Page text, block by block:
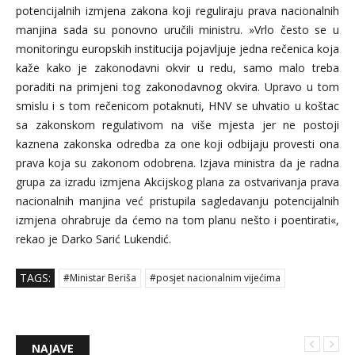
potencijalnih izmjena zakona koji reguliraju prava nacionalnih
manjina sada su ponovno uručili ministru. »Vrlo često se u
monitoringu europskih institucija pojavljuje jedna rečenica koja
kaže kako je zakonodavni okvir u redu, samo malo treba
poraditi na primjeni tog zakonodavnog okvira. Upravo u tom
smislu i s tom rečenicom potaknuti, HNV se uhvatio u koštac
sa zakonskom regulativom na više mjesta jer ne postoji
kaznena zakonska odredba za one koji odbijaju provesti ona
prava koja su zakonom odobrena. Izjava ministra da je radna
grupa za izradu izmjena Akcijskog plana za ostvarivanja prava
nacionalnih manjina već pristupila sagledavanju potencijalnih
izmjena ohrabruje da ćemo na tom planu nešto i poentirati«,
rekao je Darko Sarić Lukendić.
TAGS: #Ministar Beriša #posjet nacionalnim vijećima
NAJAVE